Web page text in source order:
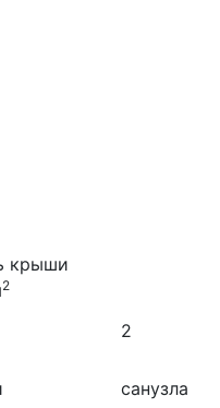
крыши
2
2
санузла